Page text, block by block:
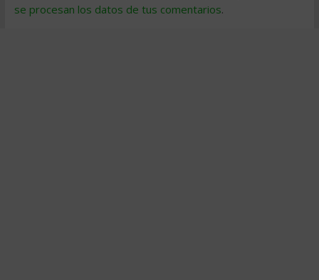
se procesan los datos de tus comentarios.